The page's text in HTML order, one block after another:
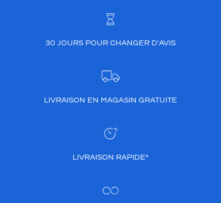
30 JOURS POUR CHANGER D’AVIS
LIVRAISON EN MAGASIN GRATUITE
LIVRAISON RAPIDE*